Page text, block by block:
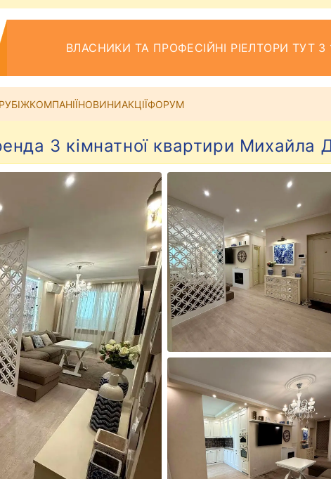
ВЛАСНИКИ ТА ПРОФЕСІЙНІ РІЕЛТОРИ ТУТ З
КОМПАНІЇНОВИНИАКЦІЇФОРУМ
3 кімнатної квартири Михайла